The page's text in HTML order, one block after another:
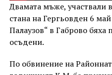
Двамата мъже, участвали
стана на Гергьовден 6
Палаузов“ в Габрово бяха
осъдени.
По обвинение на